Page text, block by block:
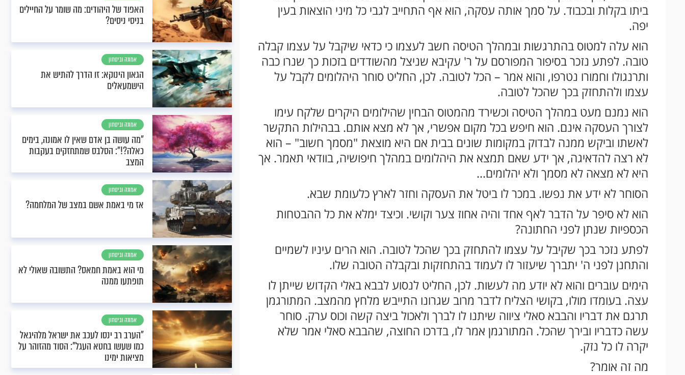
ביתו בקלות ובכבוד. על סמך אותה עסקה, הוא אף התחייב לגבי כל מיני הוצאות בעין
יפה.
הוא עלה למטוס בהתרגשות ובמהלך הטיסה חשב לעצמו כי כדאי שיקבל על עצמו קבלה
טובה. לפתע נזכר בסיפור המפורסם על ר' עקיבא שניצל מהשודדים בזכות כך שנרו כבה
ותרנגולו וחמורו נטרפו, והוא אמר – הכל לטובה. לכן, החליט סוחר היהלומים לקבל על
עצמו ולהתחזק בכך שהכל לטובה.
הוא נמנם מעט במהלך הטיסה וכשירד מהמטוס הבחין שהילומים היקרים שלקח עימו
לצורך העסקה אינם. הוא חיפש בכל מקום אפשרי, אך לא מצא אותם. בבהילות התקשר
לאשתו וביקש ממנה לבדוק במקומות שונים בבית אם היא מוצאת "מסמך חשוב" – הוא
לא רצה להדאיגה, אך ידע שאם תמצא את היהלומים במהלך חיפושיה, בוודאי תאמר. אך
היא לא מצאה לא מסמך ולא יהלומים...
הסוחר לא ידע את נפשו. במכר לו ביטל את העסקה וחזר לארץ כלעומת שבא.
הוא לא סיפר על הדבר לאף אחד והיה אחוז צער וקושי. וכיצד ימלא את כל ההבטחות
הכספיות שנתן לפני החתונה?
לפתע נזכר בכך שקיבל על עצמו להתחזק בכך שהכל לטובה. הוא הרים עיניו לשמיים
והתחנן לפני ה' יתברך שיעזור לו לעמוד בהתחזקות ובקבלה הטובה שלו.
הימים עוברים והוא לא יודע מה לעשות. לכן, החליט לנסוע לבבא באלי הקדוש שייתן לו
עצה. בעומדו מולו, בקושי הצליח לדבר מרוב שגרונו התייבש מלחץ מהמצב. המתורגמן
תרגם את דבריו והבבא סאלי ציווה שיתנו לו לברך ולאכול ביצה קשה וכוס ערק. סוחר
עשה כדבריו ובירך שהכל. המתורגמן אמר לו, בדרכו החוצה, שהבבא סאלי אמר שלא
יקרה לו כל נזק.
מה זה אומר?
האפוד של היהודים: מה שומר על החיילים
בניסי ניסים?
אמונה וביטחון
הגאון הינוקא: זו הדרך להתיש את
הישמעאלים
אמונה וביטחון
"מה עושה בן אדם שאין לו אמונה, בימים
כאלה?!": הסלבס שמתחזקים בעקבות
המצב
אמונה וביטחון
אז מי באמת אשם במצב של המלחמה?
אמונה וביטחון
מי הוא באמת חמאס? התשובה שאולי לא
תופתעו ממנה
אמונה וביטחון
"הערב רב ינסו לעכב את ישראל מלהיגאל
כמו שעשו בחטא העגל": הסוד מהזוהר על
מציאות ימינו